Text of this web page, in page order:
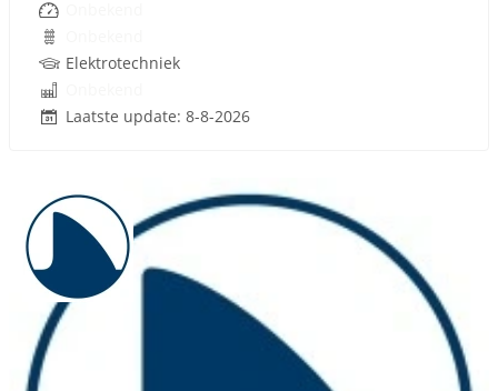
Elektrotechniek
Laatste update: 8-8-2026